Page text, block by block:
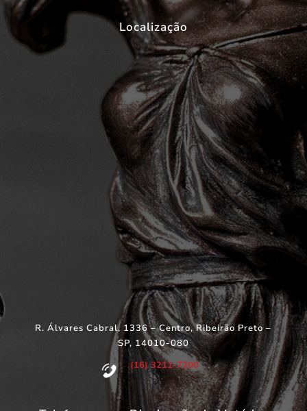
Localização
R. Álvares Cabral, 1336 – Centro, Ribeirão Preto –
SP, 14010-080
(16) 3211-7200